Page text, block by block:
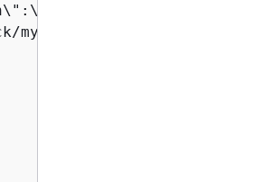
mycluster/1bf6e7c0-0f02-